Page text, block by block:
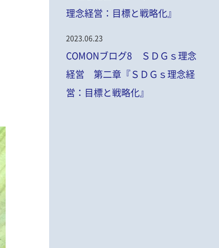
理念経営：目標と戦略化』
2023.06.23
COMONブログ8 ＳＤＧｓ理念
経営 第二章『ＳＤＧｓ理念経
営：目標と戦略化』